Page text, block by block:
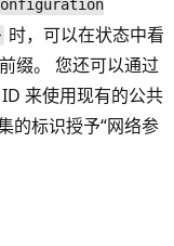
时，可以在状态中看
缀。 您还可以通过
来使用现有的公共
的标识授予“网络参